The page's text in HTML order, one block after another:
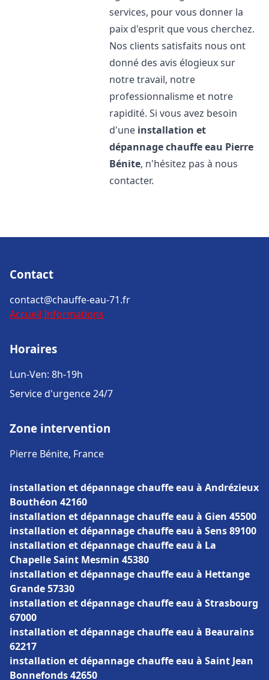
services, pour vous donner la
paix d'esprit que vous cherchez.
Nos clients satisfaits nous ont
donné des avis élogieux sur
notre travail, notre
professionnalisme et notre
rapidité. Si vous avez besoin
d'une installation et
dépannage chauffe eau Pierre
Bénite, n'hésitez pas à nous
contacter.
Contact
contact@chauffe-eau-71.fr
Accueil Informations
Horaires
Lun-Ven: 8h-19h
Service d'urgence 24/7
Zone intervention
Pierre Bénite, France
installation et dépannage chauffe eau à Andrézieux
Bouthéon 42160
installation et dépannage chauffe eau à Gien 45500
installation et dépannage chauffe eau à Sens 89100
installation et dépannage chauffe eau à La
Chapelle Saint Mesmin 45380
installation et dépannage chauffe eau à Hettange
Grande 57330
installation et dépannage chauffe eau à Strasbourg
67000
installation et dépannage chauffe eau à Beaurains
62217
installation et dépannage chauffe eau à Saint Jean
Bonnefonds 42650